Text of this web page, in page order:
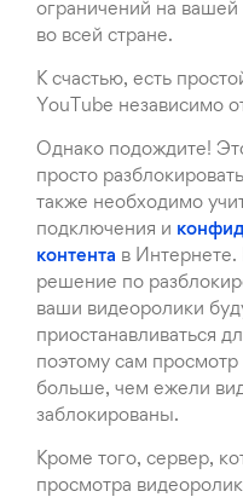
ограничений на
во всей стране.
К счастью, есть
YouTube независимо
Однако подождите!
просто
также необходимо
подключения и
контента в Интернете.
решение по
ваши видеоролики
приостанавливаться
поэтому сам
больше, чем ежели
заблокированы.
Кроме того, сервер,
просмотра